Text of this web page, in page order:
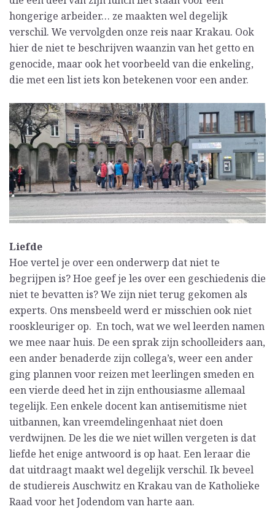
hongerige arbeider… ze maakten wel degelijk
verschil. We vervolgden onze reis naar Krakau. Ook
hier de niet te beschrijven waanzin van het getto en
genocide, maar ook het voorbeeld van die enkeling,
die met een list iets kon betekenen voor een ander.
Liefde
Hoe vertel je over een onderwerp dat niet te
begrijpen is? Hoe geef je les over een geschiedenis die
niet te bevatten is? We zijn niet terug gekomen als
experts. Ons mensbeeld werd er misschien ook niet
rooskleuriger op. En toch, wat we wel leerden namen
we mee naar huis. De een sprak zijn schoolleiders aan,
een ander benaderde zijn collega’s, weer een ander
ging plannen voor reizen met leerlingen smeden en
een vierde deed het in zijn enthousiasme allemaal
tegelijk. Een enkele docent kan antisemitisme niet
uitbannen, kan vreemdelingenhaat niet doen
verdwijnen. De les die we niet willen vergeten is dat
liefde het enige antwoord is op haat. Een leraar die
dat uitdraagt maakt wel degelijk verschil. Ik beveel
de studiereis Auschwitz en Krakau van de Katholieke
Raad voor het Jodendom van harte aan.